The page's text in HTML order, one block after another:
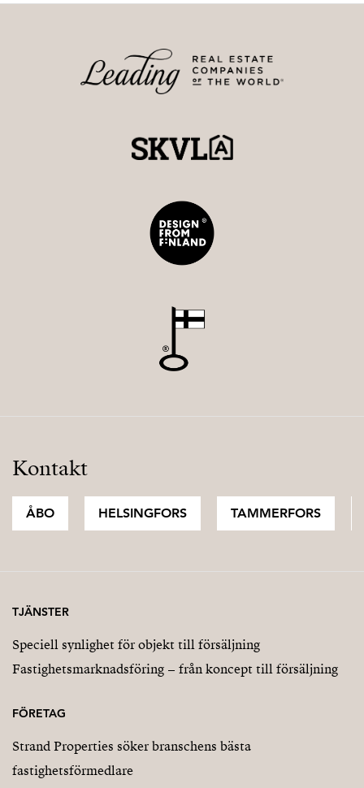
Kontakt
ÅBO HELSINGFORS TAMMERFORS
TJÄNSTER
Speciell synlighet för objekt till försäljning
Fastighetsmarknadsföring – från koncept till försäljning
FÖRETAG
Strand Properties söker branschens bästa
fastighetsförmedlare